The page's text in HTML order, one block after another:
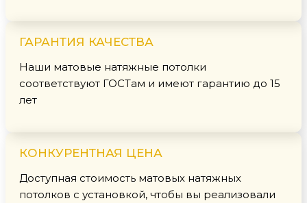
ГАРАНТИЯ КАЧЕСТВА
Наши матовые натяжные потолки
соответствуют ГОСТам и имеют гарантию до 15
лет
КОНКУРЕНТНАЯ ЦЕНА
Доступная стоимость матовых натяжных
потолков с установкой, чтобы вы реализовали